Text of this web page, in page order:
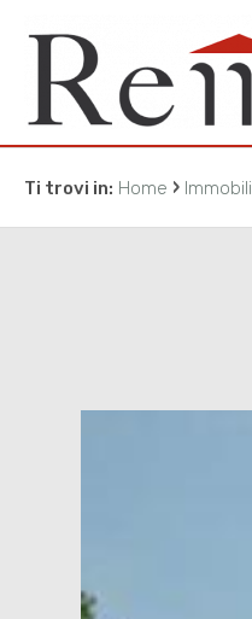
Ti trovi in: Home › Immobili